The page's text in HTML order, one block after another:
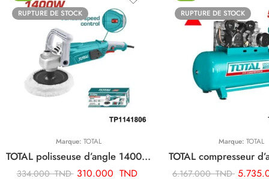
RUPTURE DE STOCK
Marque: TOTAL
TOTAL polisseuse d’angle 1400w TP1141806
334.000TND 310.000 TND
RUPTURE DE STOCK
Marque: TOTAL
6.167.000TND